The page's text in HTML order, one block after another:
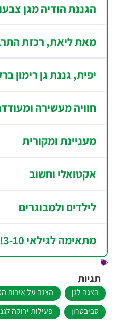
הגננת הודיה מגן
מאת ליאת, רכזת
יפית, גננת גן רימון
חוויה מעשירה
מעניינת ומקורית
אקטואלי וחשוב
לילדים ולמבוגרים
מתאימה לגילאי 3-10!!!
תגיות
הצגה לגן הצגה על איכות
סביבטרון
פעילות ירוקה